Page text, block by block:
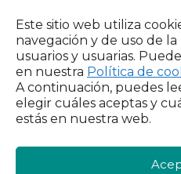
Este sitio web utiliza
navegación y de uso de
usuarios y usuarias.
en nuestra Política de
A continuación, puedes
elegir cuáles aceptas y
estás en nuestra web.
La pobreza no solo quita
redes. Fortalecer los
forma de prevenir la
necesidad de reforzar el
comunitario como parte
En Cáritas, es parte de
referencia. Labor
en un modelo social